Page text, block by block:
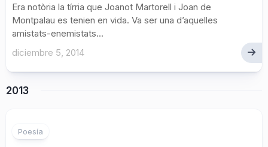
Era notòria la tírria que Joanot Martorell i Joan de
Montpalau es tenien en vida. Va ser una d’aquelles
amistats-enemistats...
diciembre 5, 2014
2013
Poesía